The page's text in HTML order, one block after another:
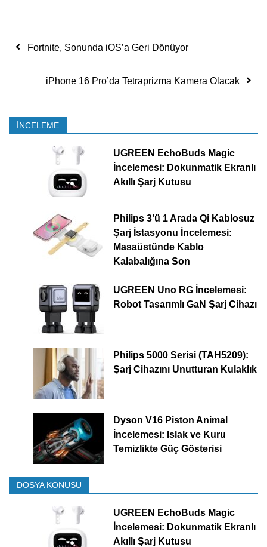
Yazı dolaşımı
Fortnite, Sonunda iOS’a Geri Dönüyor
iPhone 16 Pro’da Tetraprizma Kamera Olacak
İNCELEME
UGREEN EchoBuds Magic
İncelemesi: Dokunmatik Ekranlı
Akıllı Şarj Kutusu
Philips 3’ü 1 Arada Qi Kablosuz
Şarj İstasyonu İncelemesi:
Masaüstünde Kablo
Kalabalığına Son
UGREEN Uno RG İncelemesi:
Robot Tasarımlı GaN Şarj Cihazı
Philips 5000 Serisi (TAH5209):
Şarj Cihazını Unutturan Kulaklık
Dyson V16 Piston Animal
İncelemesi: Islak ve Kuru
Temizlikte Güç Gösterisi
DOSYA KONUSU
UGREEN EchoBuds Magic
İncelemesi: Dokunmatik Ekranlı
Akıllı Şarj Kutusu